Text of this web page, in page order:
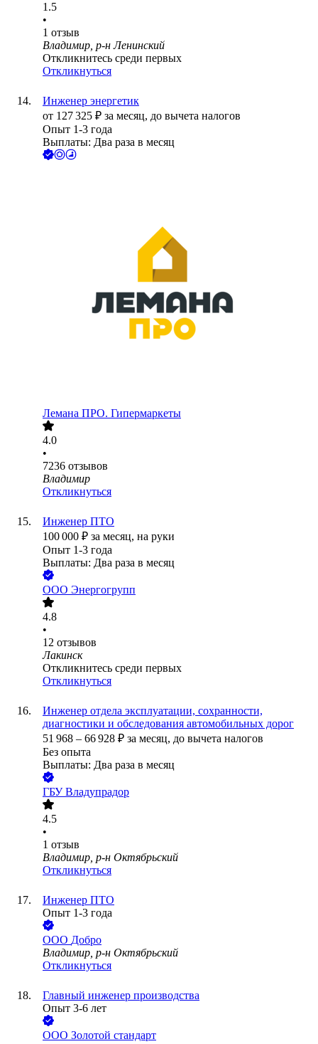
1.5
•
1 отзыв
Владимир, р-н Ленинский
Откликнитесь среди первых
Откликнуться
Инженер энергетик
от 127 325 ₽ за месяц, до вычета налогов
Опыт 1-3 года
Выплаты: Два раза в месяц
Лемана ПРО. Гипермаркеты
4.0
•
7236 отзывов
Владимир
Откликнуться
Инженер ПТО
100 000 ₽ за месяц, на руки
Опыт 1-3 года
Выплаты: Два раза в месяц
ООО Энергогрупп
4.8
•
12 отзывов
Лакинск
Откликнитесь среди первых
Откликнуться
Инженер отдела эксплуатации, сохранности,
диагностики и обследования автомобильных дорог
51 968 – 66 928 ₽ за месяц, до вычета налогов
Без опыта
Выплаты: Два раза в месяц
ГБУ Владупрадор
4.5
•
1 отзыв
Владимир, р-н Октябрьский
Откликнуться
Инженер ПТО
Опыт 1-3 года
ООО Добро
Владимир, р-н Октябрьский
Откликнуться
Главный инженер производства
Опыт 3-6 лет
ООО Золотой стандарт